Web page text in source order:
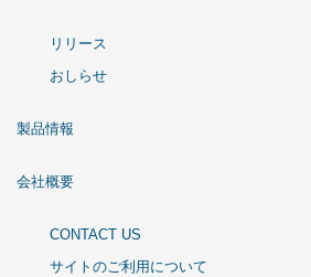
リリース
おしらせ
製品情報
会社概要
CONTACT US
サイトのご利用について